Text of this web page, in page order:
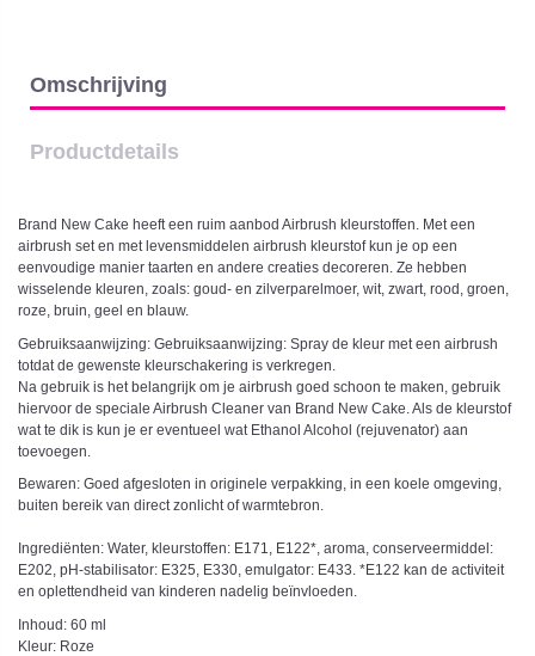
Omschrijving
Productdetails
Brand New Cake heeft een ruim aanbod Airbrush kleurstoffen. Met een
airbrush set en met levensmiddelen airbrush kleurstof kun je op een
eenvoudige manier taarten en andere creaties decoreren. Ze hebben
wisselende kleuren, zoals: goud- en zilverparelmoer, wit, zwart, rood, groen,
roze, bruin, geel en blauw.
Gebruiksaanwijzing: Gebruiksaanwijzing: Spray de kleur met een airbrush
totdat de gewenste kleurschakering is verkregen.
Na gebruik is het belangrijk om je airbrush goed schoon te maken, gebruik
hiervoor de speciale Airbrush Cleaner van Brand New Cake. Als de kleurstof
wat te dik is kun je er eventueel wat Ethanol Alcohol (rejuvenator) aan
toevoegen.
Bewaren: Goed afgesloten in originele verpakking, in een koele omgeving,
buiten bereik van direct zonlicht of warmtebron.
Ingrediënten: Water, kleurstoffen: E171, E122*, aroma, conserveermiddel:
E202, pH-stabilisator: E325, E330, emulgator: E433. *E122 kan de activiteit
en oplettendheid van kinderen nadelig beïnvloeden.
Inhoud: 60 ml
Kleur: Roze